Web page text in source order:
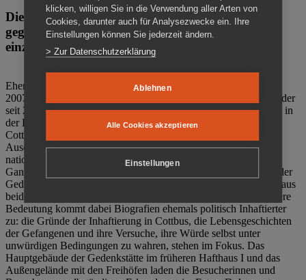
Die Gedenkstätte Zuchthaus Cottbus ist ein Ort
gegen das Vergessen. Anschaulich, nah und
einzigartig.
Ehemalige politische Häftlinge der DDR gründeten im Oktober
2007 den Verein Menschenrechtszentrum Cottbus e. V. (MRZ), der
seit 2011 Eigentümer des ehemaligen Gefängnisses (1860-2002) in
der Bautzener Straße und Träger der Gedenkstätte Zuchthaus
Cottbus ist. Im Zentrum der Arbeit der Gedenkstätte steht die
Auseinandersetzung mit politischem Unrecht während der
nationalsozialistischen Terrorherrschaft und der SED-Diktatur.
Ganzjährig zeigen mehrere Dauer- und Sonderausstellungen in der
Gedenkstätte Zuchthaus Cottbus Beispiele politischen Unrechts aus
beiden deutschen Diktaturen des 20. Jahrhunderts. Eine besondere
Bedeutung kommt dabei Biografien ehemals politisch Inhaftierter
zu: die Gründe der Inhaftierung in Cottbus, die Lebensgeschichten
der Gefangenen und ihre Versuche, ihre Würde selbst unter
unwürdigen Bedingungen zu wahren, stehen im Fokus. Das
Hauptgebäude der Gedenkstätte im früheren Hafthaus I und das
Außengelände mit den Freihöfen laden die Besucherinnen und
klicken, willigen Sie in die Verwendung aller Arten von
Cookies, darunter auch für Analysezwecke ein. Ihre
Einstellungen können Sie jederzeit ändern.
> Zur Datenschutzerklärung
Ablehnen
Alle Cookies akzeptieren
Einstellungen